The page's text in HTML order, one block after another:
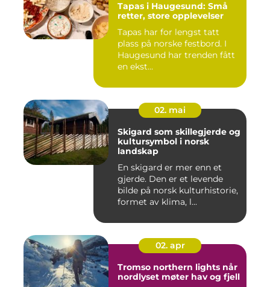
Tapas i Haugesund: Små
retter, store opplevelser
Tapas har for lengst tatt
plass på norske festbord. I
Haugesund har trenden fått
en ekst...
02. mai
Skigard som skillegjerde og
kultursymbol i norsk
landskap
En skigard er mer enn et
gjerde. Den er et levende
bilde på norsk kulturhistorie,
formet av klima, l...
02. apr
Tromso northern lights når
nordlyset møter hav og fjell